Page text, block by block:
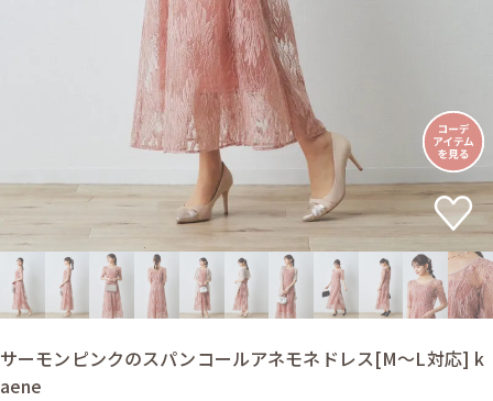
サーモンピンクのスパンコールアネモネドレス[M〜L対応] k
aene